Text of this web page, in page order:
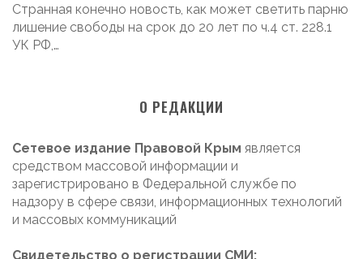
Странная конечно новость, как может светить парню
лишение свободы на срок до 20 лет по ч.4 ст. 228.1
УК РФ,…
О РЕДАКЦИИ
Сетевое издание Правовой Крым является
средством массовой информации и
зарегистрировано в Федеральной службе по
надзору в сфере связи, информационных технологий
и массовых коммуникаций
Свидетельство о регистрации СМИ: